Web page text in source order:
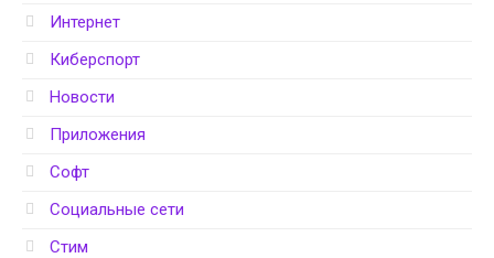
Интернет
Киберспорт
Новости
Приложения
Софт
Социальные сети
Стим